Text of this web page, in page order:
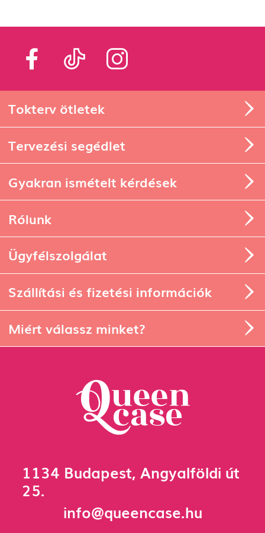
Tokterv ötletek
Tervezési segédlet
Gyakran ismételt kérdések
Rólunk
Ügyfélszolgálat
Szállítási és fizetési információk
Miért válassz minket?
1134 Budapest, Angyalföldi út
25.
info@queencase.hu